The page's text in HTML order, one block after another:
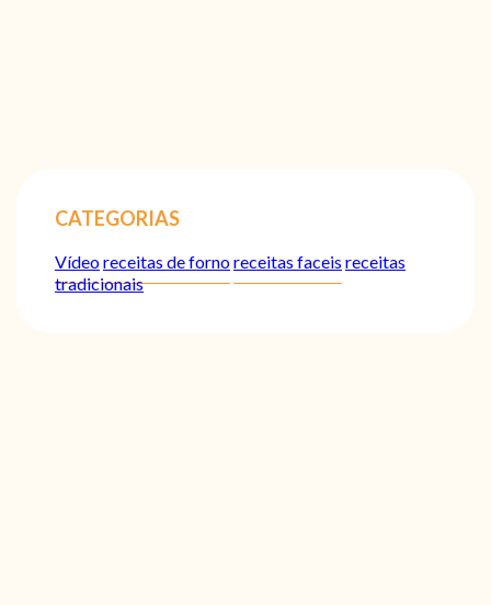
CATEGORIAS
Vídeoreceitas de fornoreceitas faceis receitas
tradicionais